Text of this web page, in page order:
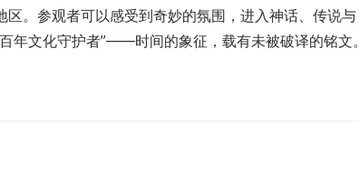
。参观者可以感受到奇妙的氛围，进入神话、传说与
年文化守护者”——时间的象征，载有未被破译的铭文。